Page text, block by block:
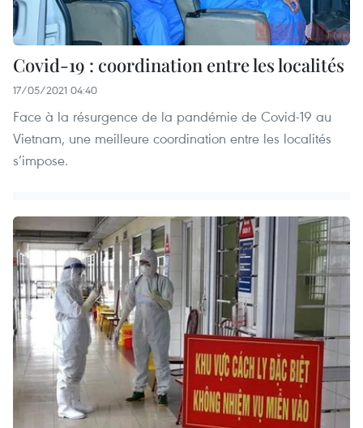
Covid-19 : coordination entre les localités
17/05/2021 04:40
Face à la résurgence de la pandémie de Covid-19 au
Vietnam, une meilleure coordination entre les localités
s’impose.